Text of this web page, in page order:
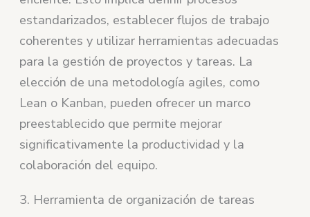
estandarizados, establecer flujos de trabajo
coherentes y utilizar herramientas adecuadas
para la gestión de proyectos y tareas. La
elección de una metodología agiles, como
Lean o Kanban, pueden ofrecer un marco
preestablecido que permite mejorar
significativamente la productividad y la
colaboración del equipo.
3. Herramienta de organización de tareas